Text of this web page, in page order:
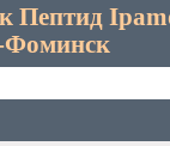
Пептид
Фоминск